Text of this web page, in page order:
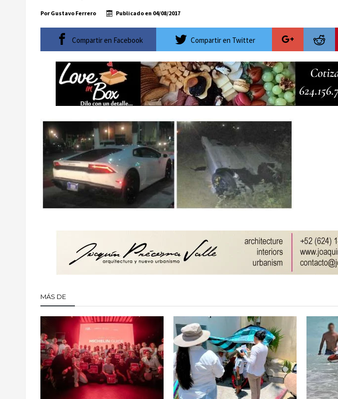
El ATP 250 de Los Cabos celebrará su décimo aniversario con acceso gratuito y la
Baja California Sur construirá una agenda común rumbo al Servicio Universal de Salud
Inicia Ayuntamiento de Los Cabos preparativos para las celebraciones del Mes Patrio
Atiende XV Ayuntamiento de Los Cabos planteamientos de Antorcha Campesina
Abierto Los Cabos celebra 10 años con un cuadro de lujo y con actividades de acceso libre
Por Gustavo Ferrero Publicado en 04/08/2017
Compartir en Facebook Compartir en Twitter
MÁS DE